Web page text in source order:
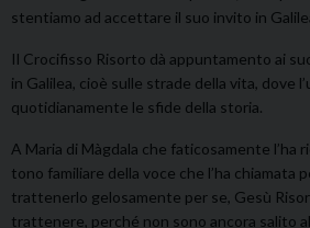
stentiamo ad accettare il suo invito in
Il Crocifisso Risorto dà appuntamento ai
in Galilea, cioè sulle strade della vita, dove
quotidianamente le sfide della storia.
A Maria di Màgdala che faticosamente l’ha
tono familiare della voce che l’ha chiamata
trattenerlo gelosamente per se, Gesù
trattenere, perché non sono ancora salito